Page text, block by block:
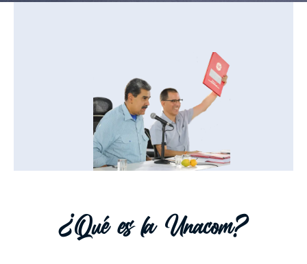
¿Qué es la Unacom?